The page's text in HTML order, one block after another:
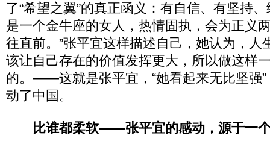
了“希望之翼”的真正函义：有自信、有坚持
是一个金牛座的女人，热情固执，会为正义
往直前。”张平宜这样描述自己，她认为，人
该让自己存在的价值发挥更大，所以做这样
的。——这就是张平宜，“她看起来无比坚强
动了中国。
比谁都柔软——张平宜的感动，源于一